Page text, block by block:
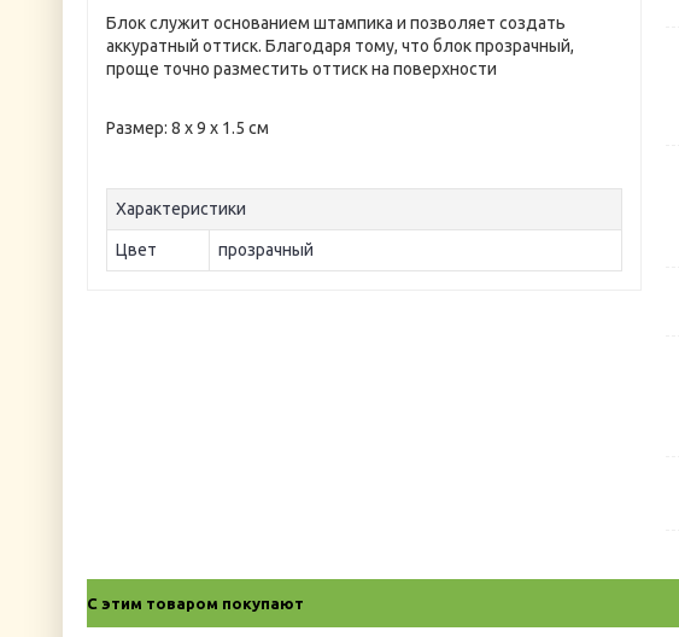
Блок служит основанием штампика и позволяет создать
аккуратный оттиск. Благодаря тому, что блок прозрачный,
проще точно разместить оттиск на поверхности
Размер: 8 х 9 х 1.5 см
Характеристики
Цвет прозрачный
С этим товаром покупают